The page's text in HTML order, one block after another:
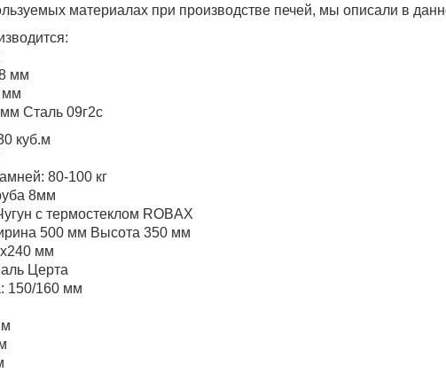
материалах при производстве печей, мы описали в
мм
мм
Сталь 09г2с
куб.м
80-100 кг
8мм
с термостеклом ROBAX
500 мм Высота 350 мм
мм
Церта
150/160 мм